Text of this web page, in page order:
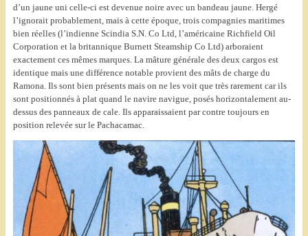
d’un jaune uni celle-ci est devenue noire avec un bandeau jaune. Hergé
l’ignorait probablement, mais à cette époque, trois compagnies maritimes
bien réelles (l’indienne Scindia S.N. Co Ltd, l’américaine Richfield Oil
Corporation et la britannique Burnett Steamship Co Ltd) arboraient
exactement ces mêmes marques. La mâture générale des deux cargos est
identique mais une différence notable provient des mâts de charge du
Ramona. Ils sont bien présents mais on ne les voit que très rarement car ils
sont positionnés à plat quand le navire navigue, posés horizontalement au-
dessus des panneaux de cale. Ils apparaissaient par contre toujours en
position relevée sur le Pachacamac.